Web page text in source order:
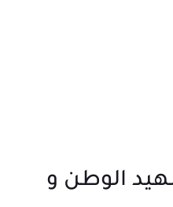
الوطن و